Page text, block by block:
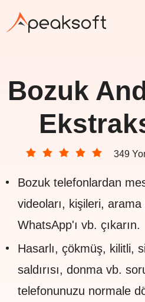
Bozuk
349
Bozuk telefonlardan
videoları, kişileri, arama
WhatsApp'ı vb. çıkarın.
Hasarlı, çökmüş, kilitli,
saldırısı, donma vb.
telefonunuzu normale